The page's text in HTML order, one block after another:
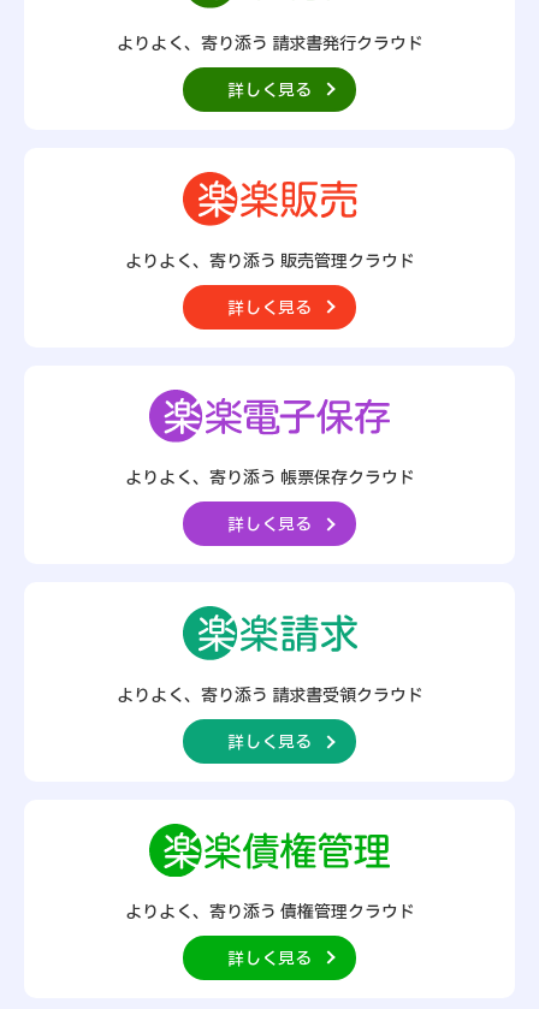
よりよく、寄り添う 請求書発行クラウド
詳しく見る
よりよく、寄り添う 販売管理クラウド
詳しく見る
よりよく、寄り添う 帳票保存クラウド
詳しく見る
よりよく、寄り添う 請求書受領クラウド
詳しく見る
よりよく、寄り添う 債権管理クラウド
詳しく見る